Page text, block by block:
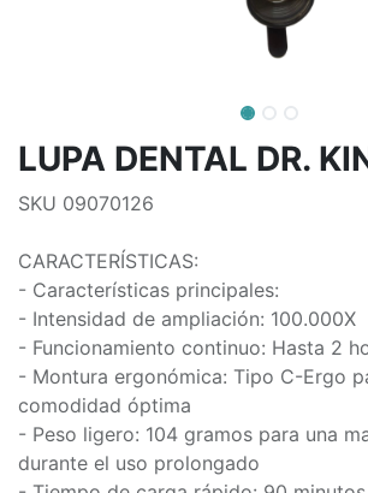
LUPA DENTAL DR.
SKU 09070126
CARACTERÍSTICAS:
- Características principales:
- Intensidad de ampliación: 100.000X
- Funcionamiento continuo: Hasta 2
- Montura ergonómica: Tipo C-Ergo
comodidad óptima
- Peso ligero: 104 gramos para una
durante el uso prolongado